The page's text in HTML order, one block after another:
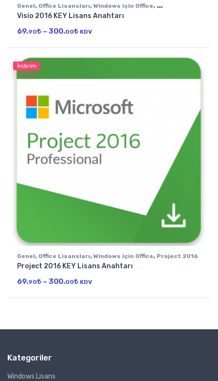
Genel, Office Lisansları, Windows için Office,
Visio Lisansları Visio 2016
Visio 2016 KEY Lisans Anahtarı
69.90₺ – 300.00₺Fiyat aralığı: 69.90₺ - 300.00₺
KDV
İndirim
Genel, Office Lisansları, Windows için Office, Project 2016
Project 2016 KEY Lisans Anahtarı
69.90₺ – 300.00₺Fiyat aralığı: 69.90₺ - 300.00₺
KDV
Kategoriler
Windows Lisans